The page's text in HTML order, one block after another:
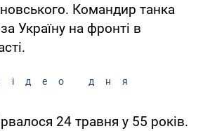
Командир танка
Україну на фронті в
дня
24 травня у 55 років.